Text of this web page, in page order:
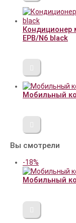
Кондиционер
EPB/N6 black
Мобильный
Вы смотрели
-18%
Мобильный